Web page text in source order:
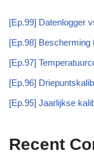
[Ep.99] Datenlogger
[Ep.98] Bescherming
[Ep.97]
[Ep.96]
[Ep.95] Jaarlijkse
Recent